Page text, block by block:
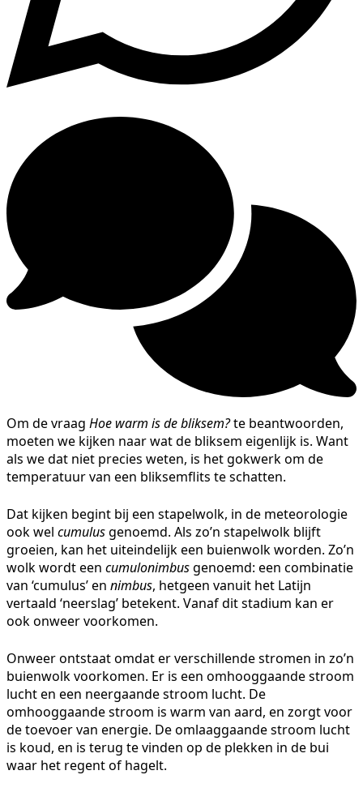
Om de vraag Hoe warm is de bliksem?te beantwoorden,
moeten we kijken naar wat de bliksem eigenlijk is. Want
als we dat niet precies weten, is het gokwerk om de
temperatuur van een bliksemflits te schatten.
Dat kijken begint bij een stapelwolk, in de meteorologie
ook wel cumulusgenoemd. Als zo’n stapelwolk blijft
groeien, kan het uiteindelijk een buienwolk worden. Zo’n
wolk wordt een cumulonimbusgenoemd: een combinatie
van ‘cumulus’ en nimbus, hetgeen vanuit het Latijn
vertaald ‘neerslag’ betekent. Vanaf dit stadium kan er
ook onweer voorkomen.
Onweer ontstaat omdat er verschillende stromen in zo’n
buienwolk voorkomen. Er is een omhooggaande stroom
lucht en een neergaande stroom lucht. De
omhooggaande stroom is warm van aard, en zorgt voor
de toevoer van energie. De omlaaggaande stroom lucht
is koud, en is terug te vinden op de plekken in de bui
waar het regent of hagelt.